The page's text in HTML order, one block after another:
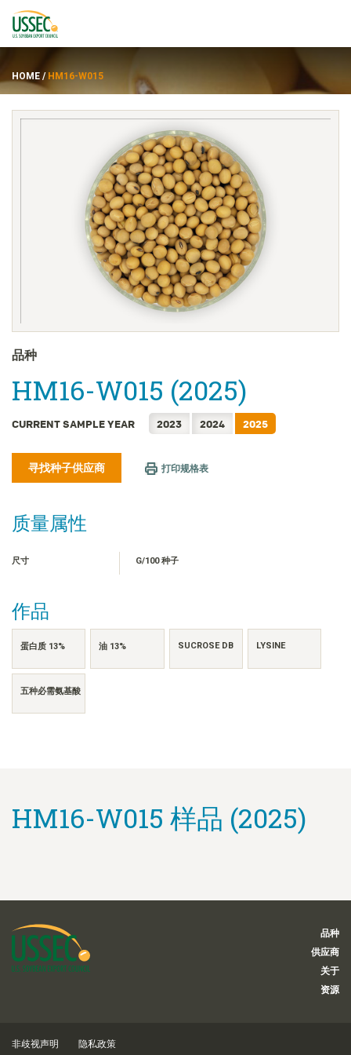
ENGLISH
FRANÇAIS
日本語
한국어
繁體中文
TIẾNG VIỆT
HOME / HM16-W015
品种
HM16-W015 (2025)
CURRENT SAMPLE YEAR 2023 2024 2025
寻找种子供应商 打印规格表
质量属性
尺寸 G/100 种子
作品
蛋白质 13% 油 13% SUCROSE DB LYSINE
五种必需氨基酸
HM16-W015 样品 (2025)
品种
供应商
关于
资源
非歧视声明 隐私政策